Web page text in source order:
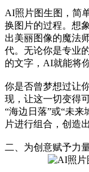
AI照片图生图，简
换图片的过程。想
出美丽图像的魔法
代。无论你是专业
的文字，AI就能将
你是否曾梦想过让
现，让这一切变得
“海边日落”或“未
片进行组合，创造
二、为创意赋予力